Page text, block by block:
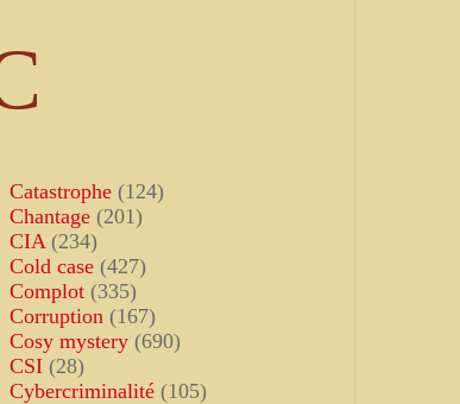
Catastrophe (124)
Chantage (201)
CIA (234)
Cold case (427)
Complot (335)
Corruption (167)
Cosy mystery (690)
CSI (28)
Cybercriminalité (105)